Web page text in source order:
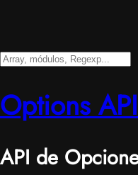
Options
API de